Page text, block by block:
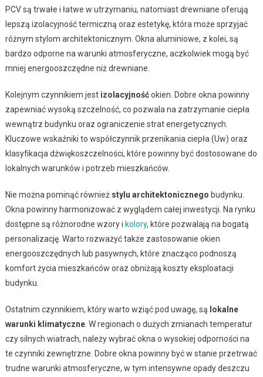
PCV są trwałe i łatwe w utrzymaniu, natomiast drewniane oferują
lepszą izolacyjność termiczną oraz estetykę, która może sprzyjać
różnym stylom architektonicznym. Okna aluminiowe, z kolei, są
bardzo odporne na warunki atmosferyczne, aczkolwiek mogą być
mniej energooszczędne niż drewniane.
Kolejnym czynnikiem jest izolacyjnośćokien. Dobre okna powinny
zapewniać wysoką szczelność, co pozwala na zatrzymanie ciepła
wewnątrz budynku oraz ograniczenie strat energetycznych.
Kluczowe wskaźniki to współczynnik przenikania ciepła (Uw) oraz
klasyfikacja dźwiękoszczelności, które powinny być dostosowane do
lokalnych warunków i potrzeb mieszkańców.
Nie można pominąć również stylu architektonicznego budynku.
Okna powinny harmonizować z wyglądem całej inwestycji. Na rynku
dostępne są różnorodne wzory i kolory, które pozwalają na bogatą
personalizację. Warto rozważyć także zastosowanie okien
energooszczędnych lub pasywnych, które znacząco podnoszą
komfort życia mieszkańców oraz obniżają koszty eksploatacji
budynku.
Ostatnim czynnikiem, który warto wziąć pod uwagę, są lokalne
warunki klimatyczne. W regionach o dużych zmianach temperatur
czy silnych wiatrach, należy wybrać okna o wysokiej odporności na
te czynniki zewnętrzne. Dobre okna powinny być w stanie przetrwać
trudne warunki atmosferyczne, w tym intensywne opady deszczu